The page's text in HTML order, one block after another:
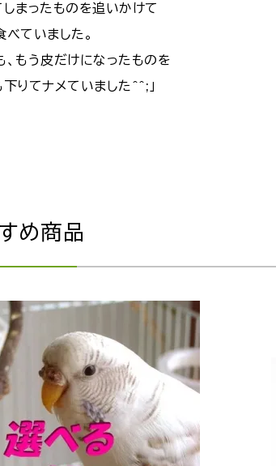
まったものを追いかけて
べていました。
、もう皮だけになったものを
りてナメていました^^;」
め商品